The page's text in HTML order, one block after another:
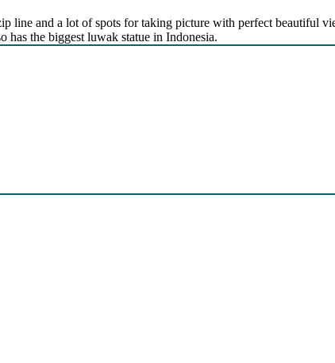
and a lot of spots for taking picture with perfect beautiful
the biggest luwak statue in Indonesia.